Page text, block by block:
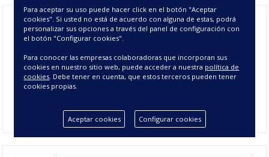
Composición
Tamaño
065 cms, 140 cms
Colores
BEIGE, NEGRO
Para aceptar su uso puede hacer click en el botón "Aceptar
cookies". Si usted no está de acuerdo con alguna de estas, podrá
personalizar sus opciones a través del panel de configuración con
el botón "Configurar cookies".
Para conocer las empresas colaboradoras que incorporan sus
cookies en nuestro sitio web, puede acceder a nuestra política de
cookies . Debe tener en cuenta, que estos terceros pueden tener
cookies propias.
Aceptar cookies Configurar cookies